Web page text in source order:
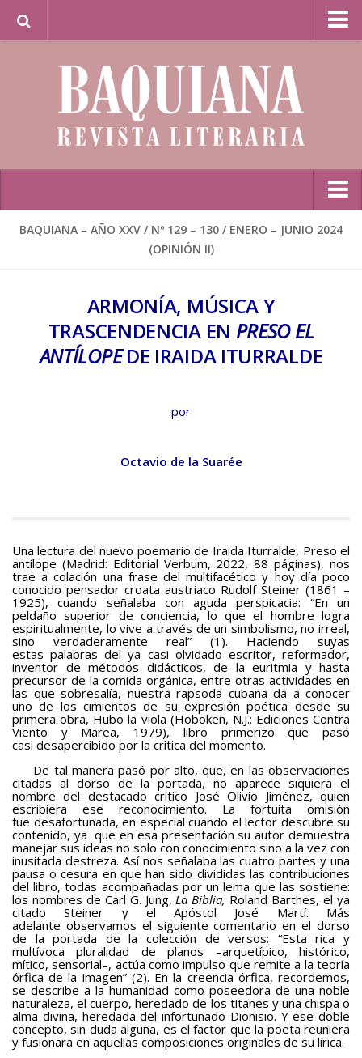
Inicio
BAQUIANA – Año XXVII / Nº 137 – 138 / Enero – Junio 2026
(Poesía II)
BAQUIANA – Año XXVII / Nº 137 – 138 / Enero – Junio 2026
BAQUIANA – Año XXVII / Nº 137 – 138 / Enero – Junio 2026
Narrativa
BAQUIANA – Año XXVII / Nº 137 – 138 / Enero – Junio 2026
(Narrativa)
Cuento
BAQUIANA – Año XXVII / Nº 137 – 138 / Enero – Junio 2026
(Cuento I)
BAQUIANA – Año XXVII / Nº 137 – 138 / Enero – Junio 2026
(Cuento II)
BAQUIANA – Año XXVII / Nº 137 – 138 / Enero – Junio 2026
(Cuento III)
Reseña
BAQUIANA – Año XXVII / Nº 137 – 138 / Enero – Junio 2026
(Reseña I)
BAQUIANA – Año XXVII / Nº 137 – 138 / Enero – Junio 2026
(Reseña II)
Ensayo
BAQUIANA – Año XXVII / Nº 137 – 138 / Enero – Junio 2026
(Ensayo)
Entrevista
BAQUIANA – Año XXVII / Nº 137 – 138 / Enero – Junio 2026
(Entrevista)
Opinión
BAQUIANA – AÑO XXV / Nº 129 – 130 / ENERO – JUNIO 2024
(OPINIÓN II)
ARMONÍA, MÚSICA Y
TRASCENDENCIA EN PRESO EL
ANTÍLOPEDE IRAIDA ITURRALDE
por
Octavio de la Suarée
Una lectura del nuevo poemario de Iraida Iturralde, Preso el
antílope (Madrid: Editorial Verbum, 2022, 88 páginas), nos
trae a colación una frase del multifacético y hoy día poco
conocido pensador croata austriaco Rudolf Steiner (1861 –
1925), cuando señalaba con aguda perspicacia: “En un
peldaño superior de conciencia, lo que el hombre logra
espiritualmente, lo vive a través de un simbolismo, no irreal,
sino verdaderamente real” (1). Haciendo suyas
estas palabras del ya casi olvidado escritor, reformador,
inventor de métodos didácticos, de la euritmia y hasta
precursor de la comida orgánica, entre otras actividades en
las que sobresalía, nuestra rapsoda cubana da a conocer
uno de los cimientos de su expresión poética desde su
primera obra, Hubo la viola (Hoboken, N.J.: Ediciones Contra
Viento y Marea, 1979), libro primerizo que pasó
casi desapercibido por la crítica del momento.
De tal manera pasó por alto, que, en las observaciones
citadas al dorso de la portada, no aparece siquiera el
nombre del destacado crítico José Olivio Jiménez, quien
escribiera ese reconocimiento. La fortuita omisión
fue desafortunada, en especial cuando el lector descubre su
contenido, ya que en esa presentación su autor demuestra
manejar sus ideas no solo con conocimiento sino a la vez con
inusitada destreza. Así nos señalaba las cuatro partes y una
pausa o cesura en que han sido divididas las contribuciones
del libro, todas acompañadas por un lema que las sostiene:
los nombres de Carl G. Jung,LaBiblia, Roland Barthes, el ya
citado Steiner y el Apóstol José Martí. Más
adelante observamos el siguiente comentario en el dorso
de la portada de la colección de versos: “Esta rica y
multívoca pluralidad de planos –arquetípico, histórico,
mítico, sensorial–, actúa como impulso que remite a la teoría
órfica de la imagen” (2). En la creencia órfica, recordemos,
se describe a la humanidad como poseedora de una noble
naturaleza, el cuerpo, heredado de los titanes y una chispa o
alma divina, heredada del infortunado Dionisio. Y ese doble
concepto, sin duda alguna, es el factor que la poeta reuniera
y fusionara en aquellas composiciones originales de su lírica.